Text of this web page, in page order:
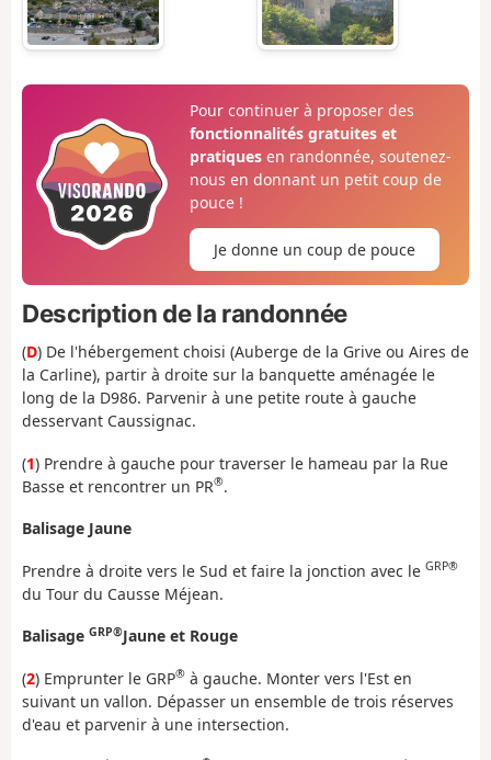
Pour continuer à proposer des
fonctionnalités gratuites et
pratiquesen randonnée, soutenez-
nous en donnant un petit coup de
pouce !
Je donne un coup de pouce
Description de la randonnée
(D) De l'hébergement choisi (Auberge de la Grive ou Aires de
la Carline), partir à droite sur la banquette aménagée le
long de la D986. Parvenir à une petite route à gauche
desservant Caussignac.
(1) Prendre à gauche pour traverser le hameau par la Rue
Basse et rencontrer un PR®.
Balisage Jaune
Prendre à droite vers le Sud et faire la jonction avec le GRP®
du Tour du Causse Méjean.
Balisage GRP®Jaune et Rouge
(2) Emprunter le GRP® à gauche. Monter vers l'Est en
suivant un vallon. Dépasser un ensemble de trois réserves
d'eau et parvenir à une intersection.